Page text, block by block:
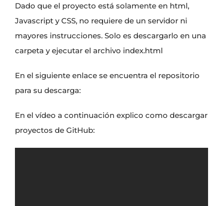
Dado que el proyecto está solamente en html,
Javascript y CSS, no requiere de un servidor ni
mayores instrucciones. Solo es descargarlo en una
carpeta y ejecutar el archivo index.html
En el siguiente enlace se encuentra el repositorio
para su descarga:
En el vídeo a continuación explico como descargar
proyectos de GitHub: